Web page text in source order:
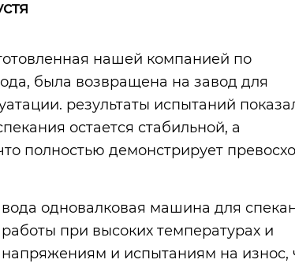
нашей компанией по
была возвращена на завод для
результаты испытаний
остается стабильной, а
полностью демонстрирует
одновалковая машина для
при высоких температурах и
и испытаниям на износ,